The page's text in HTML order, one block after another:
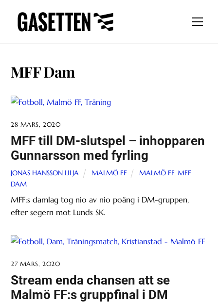
content
MFF Dam
28 MARS, 2020
MFF till DM-slutspel – inhopparen
Gunnarsson med fyrling
JONAS HANSSON LILJA MALMÖ FF MALMÖ FF,MFF
DAM
MFF:s damlag tog nio av nio poäng i DM-gruppen,
efter segern mot Lunds SK.
27 MARS, 2020
Stream enda chansen att se
Malmö FF:s gruppfinal i DM